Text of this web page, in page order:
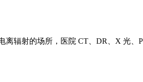
离辐射的场所，医院 CT、DR、X 光